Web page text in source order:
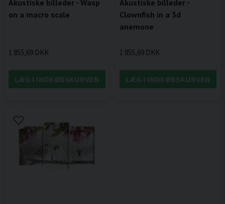
Akustiske billeder - Wasp
on a macro scale
1 855,69 DKK
LÆG I INDKØBSKURVEN
Akustiske billeder -
Clownfish in a 3d
anemone
1 855,69 DKK
LÆG I INDKØBSKURVEN